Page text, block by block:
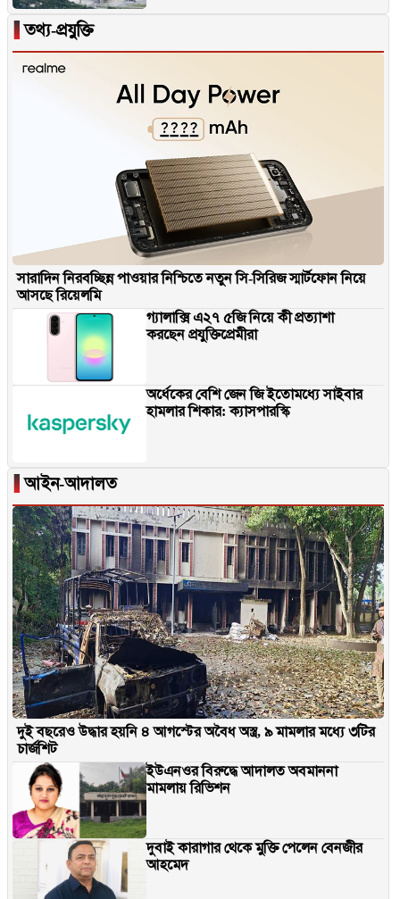
▐তথ্য-প্রযুক্তি
সারাদিন নিরবচ্ছিন্ন পাওয়ার নিশ্চিতে নতুন সি-সিরিজ স্মার্টফোন নিয়ে
আসছে রিয়েলমি
গ্যালাক্সি এ২৭ ৫জি নিয়ে কী প্রত্যাশা
করছেন প্রযুক্তিপ্রেমীরা
অর্ধেকের বেশি জেন জি ইতোমধ্যে সাইবার
হামলার শিকার: ক্যাসপারস্কি
▐আইন-আদালত
দুই বছরেও উদ্ধার হয়নি ৪ আগস্টের অবৈধ অস্ত্র, ৯ মামলার মধ্যে ৩টির
চার্জশিট
ইউএনওর বিরুদ্ধে আদালত অবমাননা
মামলায় রিভিশন
দুবাই কারাগার থেকে মুক্তি পেলেন বেনজীর
আহমেদ